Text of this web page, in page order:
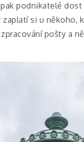
podnikatelé
si u
pošty a